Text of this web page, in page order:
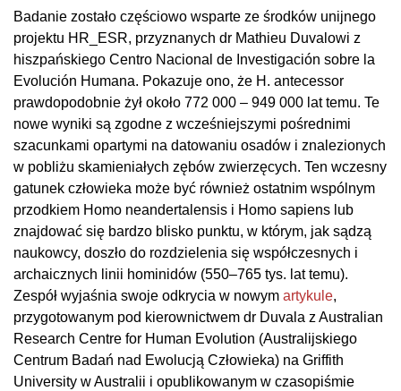
Badanie zostało częściowo wsparte ze środków unijnego
projektu HR_ESR, przyznanych dr Mathieu Duvalowi z
hiszpańskiego Centro Nacional de Investigación sobre la
Evolución Humana. Pokazuje ono, że H. antecessor
prawdopodobnie żył około 772 000 – 949 000 lat temu. Te
nowe wyniki są zgodne z wcześniejszymi pośrednimi
szacunkami opartymi na datowaniu osadów i znalezionych
w pobliżu skamieniałych zębów zwierzęcych. Ten wczesny
gatunek człowieka może być również ostatnim wspólnym
przodkiem Homo neandertalensis i Homo sapiens lub
znajdować się bardzo blisko punktu, w którym, jak sądzą
naukowcy, doszło do rozdzielenia się współczesnych i
archaicznych linii hominidów (550–765 tys. lat temu).
Zespół wyjaśnia swoje odkrycia w nowym artykule,
przygotowanym pod kierownictwem dr Duvala z Australian
Research Centre for Human Evolution (Australijskiego
Centrum Badań nad Ewolucją Człowieka) na Griffith
University w Australii i opublikowanym w czasopiśmie